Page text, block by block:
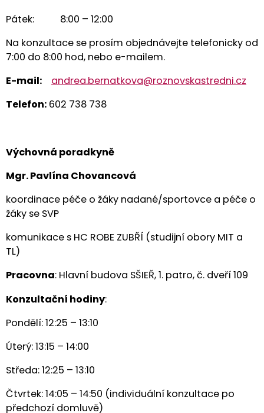
Pátek: 8:00 – 12:00
Na konzultace se prosím objednávejte telefonicky od
7:00 do 8:00 hod, nebo e-mailem.
E-mail:
andrea.bernatkova@roznovskastredni.cz
Telefon: 602 738 738
Výchovná poradkyně
Mgr. Pavlína Chovancová
koordinace péče o žáky nadané/sportovce a péče o
žáky se SVP
komunikace s HC ROBE ZUBŘÍ (studijní obory MIT a
TL)
Pracovna: Hlavní budova SŠIEŘ, 1. patro, č. dveří 109
Konzultační hodiny:
Pondělí: 12:25 – 13:10
Úterý: 13:15 – 14:00
Středa: 12:25 – 13:10
Čtvrtek: 14:05 – 14:50 (individuální konzultace po
předchozí domluvě)